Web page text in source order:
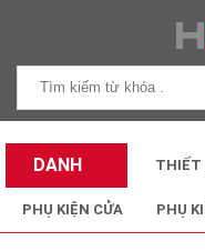
DANH
MỤC SẢN
THIẾT
PHỤ KIỆN CỬA PHỤ